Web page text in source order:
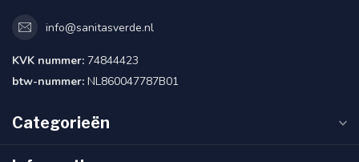
info@sanitasverde.nl
KVK nummer: 74844423
btw-nummer: NL860047787B01
Categorieën